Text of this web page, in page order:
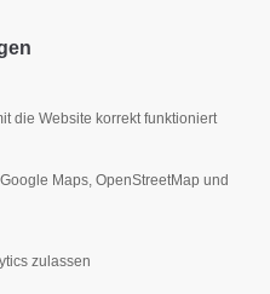
Cybersteel Inc.
San Francisco, CA 94102
MultiViewer V-
ADDERLink
die Website korrekt funktioniert
Maps, OpenStreetMap und
zulassen